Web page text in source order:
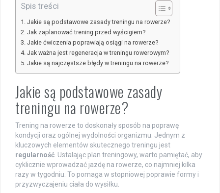
Spis treści
Jakie są podstawowe zasady treningu na rowerze?
Jak zaplanować trening przed wyścigiem?
Jakie ćwiczenia poprawiają osiągi na rowerze?
Jak ważna jest regeneracja w treningu rowerowym?
Jakie są najczęstsze błędy w treningu na rowerze?
Jakie są podstawowe zasady
treningu na rowerze?
Trening na rowerze to doskonały sposób na poprawę
kondycji oraz ogólnej wydolności organizmu. Jednym z
kluczowych elementów skutecznego treningu jest
regularność . Ustalając plan treningowy, warto pamiętać, aby
cyklicznie wprowadzać jazdę na rowerze, co najmniej kilka
razy w tygodniu. To pomaga w stopniowej poprawie formy i
przyzwyczajeniu ciała do wysiłku.